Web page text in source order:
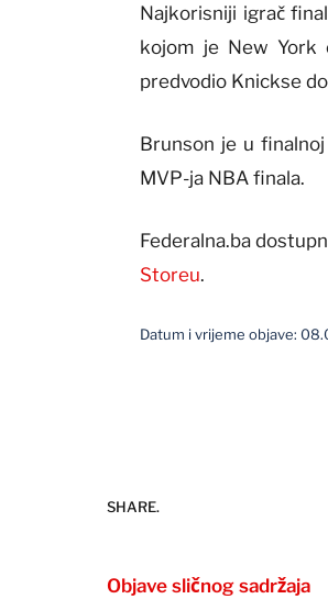
Najkorisniji igrač
kojom je New York
predvodio Knickse
Brunson je u
MVP-ja NBA finala.
Federalna.ba
Storeu.
Datum i vrijeme objave:
SHARE.
Objave sličnog sadržaja